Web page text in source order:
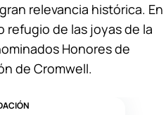
relevancia histórica. En
refugio de las joyas de la
Honores de
de Cromwell.